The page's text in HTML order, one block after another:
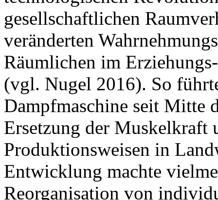
gesellschaftlichen
veränderten
Räumlichen im
(vgl. Nugel 2016). So
Dampfmaschine seit Mitte
Ersetzung der Muskelkraft
Produktionsweisen in
Entwicklung machte
Reorganisation von